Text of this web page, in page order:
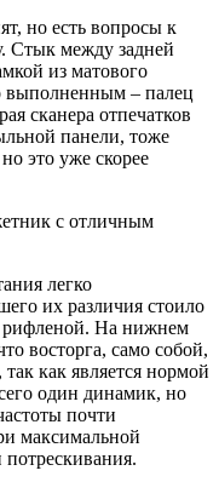
но есть вопросы к
Стык между задней
из матового
выполненным – палец
сканера отпечатков
панели, тоже
это уже скорее
легко
их различия стоило
рифленой. На нижнем
восторга, само собой,
как является нормой
один динамик, но
почти
максимальной